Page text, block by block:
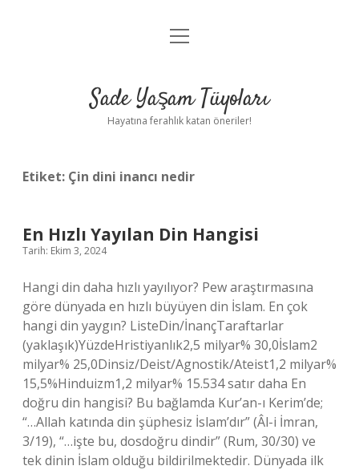
Anasayfa
Yasal Uyarı
menüyü
Sade Yaşam Tüyoları
Hayatına ferahlık katan öneriler!
Etiket: Çin dini inancı nedir
En Hızlı Yayılan Din Hangisi
Tarih: Ekim 3, 2024
Hangi din daha hızlı yayılıyor? Pew araştırmasına
göre dünyada en hızlı büyüyen din İslam. En çok
hangi din yaygın? ListeDin/İnançTaraftarlar
(yaklaşık)YüzdeHristiyanlık2,5 milyar% 30,0İslam2
milyar% 25,0Dinsiz/Deist/Agnostik/Ateist1,2 milyar%
15,5%Hinduizm1,2 milyar% 15.534 satır daha En
doğru din hangisi? Bu bağlamda Kur’an-ı Kerim’de;
“…Allah katında din şüphesiz İslam’dır” (Âl-i İmran,
3/19), “…işte bu, dosdoğru dindir” (Rum, 30/30) ve
tek dinin İslam olduğu bildirilmektedir. Dünyada ilk